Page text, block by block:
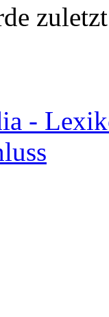
-